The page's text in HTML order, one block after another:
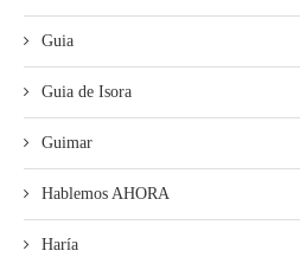
Guia
Guia de Isora
Guimar
Hablemos AHORA
Haría